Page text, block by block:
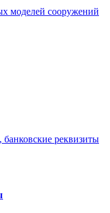
моделей сооружений
реквизиты